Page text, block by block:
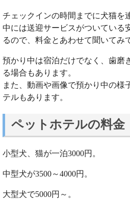
チェックインの時間までに犬猫を
中には送迎サービスがついている
るので、料金とあわせて聞いてみ
預かり中は宿泊だけでなく、歯磨
る場合もあります。
また、動画や画像で預かり中の様
テルもあります。
ペットホテルの料金
小型犬、猫が一泊3000円。
中型犬が3500～4000円。
大型犬で5000円～。